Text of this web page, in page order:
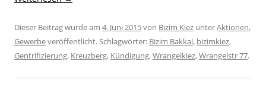
Dieser Beitrag wurde am 4. Juni 2015von Bizim Kiez unterAktionen,
Gewerbeveröffentlicht. Schlagwörter: Bizim Bakkal, bizimkiez,
Gentrifizierung, Kreuzberg, Kündigung,Wrangelkiez,Wrangelstr 77.